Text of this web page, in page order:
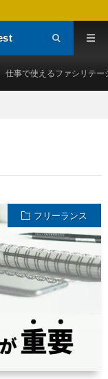
仕事で使えるファシリテー
フリーランス